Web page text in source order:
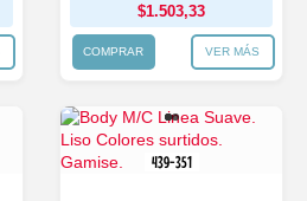
$1.503,33
COMPRAR VER MÁS
439-351